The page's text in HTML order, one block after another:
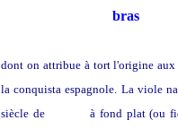
bras
dont on attribue à tort l'origine aux
la conquista espagnole. La viole
siècle de
à fond plat (ou